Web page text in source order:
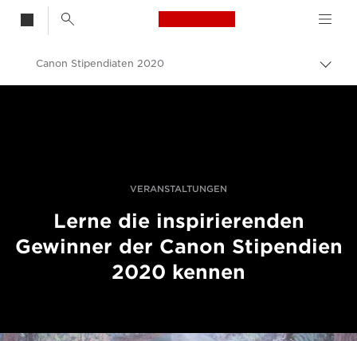
Canon Logo, back
Auf
Visa pour l'Image 2021
Canon Stipendiaten 2020
VERANSTALTUNGEN
Lerne die inspirierenden
Gewinner der Canon Stipendien
2020 kennen